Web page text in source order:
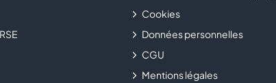
Cookies
Données personnelles
CGU
Mentions légales